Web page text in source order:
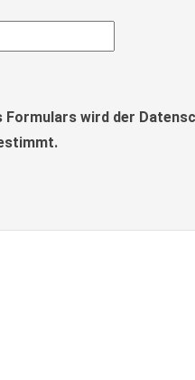
Formulars wird der